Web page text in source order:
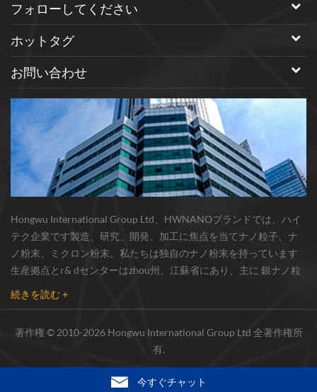
フォローしてください
ホットタグ
お問い合わせ
Hongwu International Group Ltd、HWNANOブランドでは、ハイ
テク企業です製造、研究、開発、加工に焦点を当てナノ粒子、ナ
ノ粉末、ミクロン粉末。私たちは独自のナノ粉末を持っています
生産拠点とr& dセンターはzhou州、江蘇省にあり、主に 銀ナノ粒
子 、 銅ナノ粒子 、 炭化ケイ素ウィスカー/粉末 、 カーボンナノチ
ューブ 、 グラフェン 、 酸化アルミニウムナノ粒子 、 窒化ケイ素
体向けの大量注文 我々はよく知られた研究に密接に協力した大
学、国内有数の技術工場と国立研究所、市場の実用的要求のため
と品質システムが完成した常に。 高い品質...
続きを読む +
著作権 © 2010-2026 Hongwu International Group Ltd 全著作権所
有.
今すぐチャット